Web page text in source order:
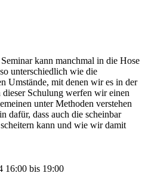
kann manchmal in die Hose
unterschiedlich wie die
Umstände, mit denen wir es in der
dieser Schulung werfen wir einen
unter Methoden verstehen
dafür, dass auch die scheinbar
kann und wie wir damit
16:00 bis 19:00